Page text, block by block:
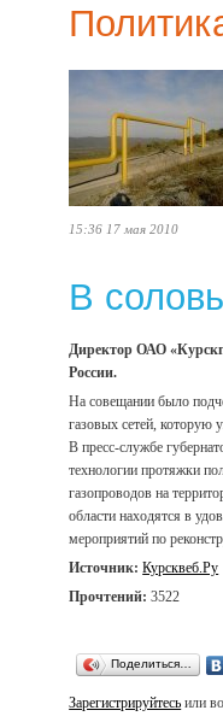
15:36 17 мая 2010
В
Директор ОАО
России.
На совещании было
газовых сетей, которую
В пресс-службе
технологии протяжки
газопроводов на
области находятся в
мероприятий по
Источник: Курсквеб.Ру
Прочтений: 3522
Поделиться…
Зарегистрируйтесь или